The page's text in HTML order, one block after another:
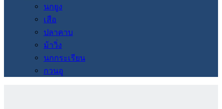
นกยูง
เสือ
ปลาคาบ
ม้าวิ่ง
นกกระเรียน
กวนอู